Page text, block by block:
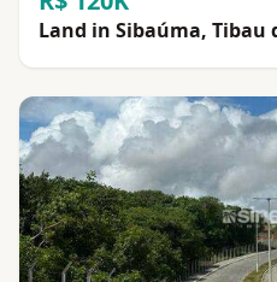
Land in Sibaúma, Tibau